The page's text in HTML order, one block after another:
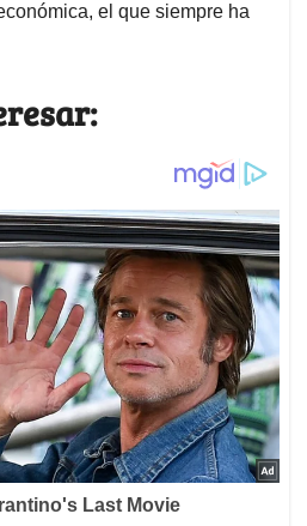
el que siempre ha